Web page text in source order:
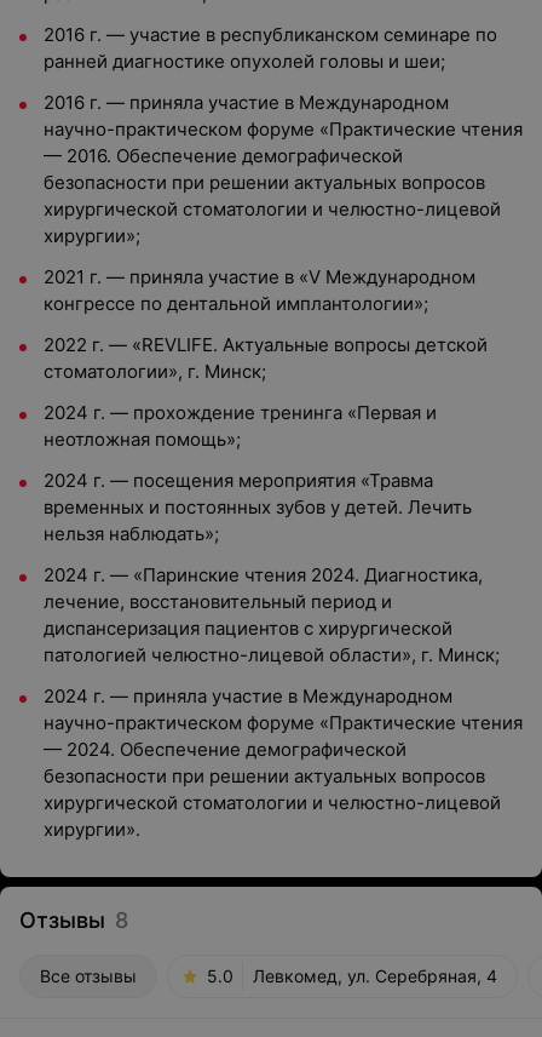
2016 г. — участие в республиканском семинаре по
ранней диагностике опухолей головы и шеи;
2016 г. — приняла участие в Международном
научно-практическом форуме «Практические чтения
— 2016. Обеспечение демографической
безопасности при решении актуальных вопросов
хирургической стоматологии и челюстно-лицевой
хирургии»;
2021 г. — приняла участие в «V Международном
конгрессе по дентальной имплантологии»;
2022 г. — «REVLIFE. Актуальные вопросы детской
стоматологии», г. Минск;
2024 г. — прохождение тренинга «Первая и
неотложная помощь»;
2024 г. — посещения мероприятия «Травма
временных и постоянных зубов у детей. Лечить
нельзя наблюдать»;
2024 г. — «Паринские чтения 2024. Диагностика,
лечение, восстановительный период и
диспансеризация пациентов с хирургической
патологией челюстно-лицевой области», г. Минск;
2024 г. — приняла участие в Международном
научно-практическом форуме «Практические чтения
— 2024. Обеспечение демографической
безопасности при решении актуальных вопросов
хирургической стоматологии и челюстно-лицевой
хирургии».
Отзывы 8
Все отзывы 5.0 Левкомед, ул. Серебряная, 4